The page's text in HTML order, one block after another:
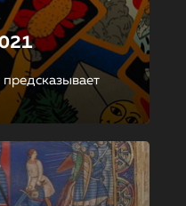
предсказывает